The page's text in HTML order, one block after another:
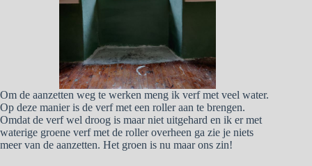
Om de aanzetten weg te werken meng ik verf met veel water.
Op deze manier is de verf met een roller aan te brengen.
Omdat de verf wel droog is maar niet uitgehard en ik er met
waterige groene verf met de roller overheen ga zie je niets
meer van de aanzetten. Het groen is nu maar ons zin!